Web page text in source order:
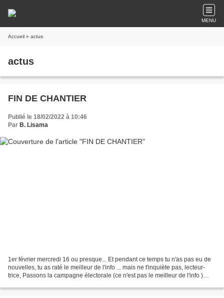
MENU
Accueil » actus
actus
FIN DE CHANTIER
Publié le 18/02/2022 à 10:46
Par B. Lisama
1er février mercredi 16 ou presque... Et pendant ce temps tu n'as pas eu de
nouvelles, tu as raté le meilleur de l'info ... mais ne t'inquiète pas, lecteur-
trice, Passons la campagne électorale (ce n'est pas le meilleur de l'info )